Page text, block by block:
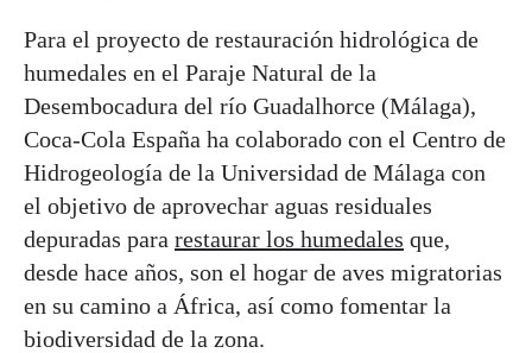
Para el proyecto de restauración hidrológica de
humedales en el Paraje Natural de la
Desembocadura del río Guadalhorce (Málaga),
Coca-Cola España ha colaborado con el Centro de
Hidrogeología de la Universidad de Málaga con
el objetivo de aprovechar aguas residuales
depuradas para restaurar los humedales que,
desde hace años, son el hogar de aves migratorias
en su camino a África, así como fomentar la
biodiversidad de la zona.